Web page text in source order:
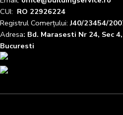
CUI: RO 22926224
Registrul Comerțului:J40/23454/
Adresa: Bd. Marasesti Nr 24, Sec 4,
Bucuresti